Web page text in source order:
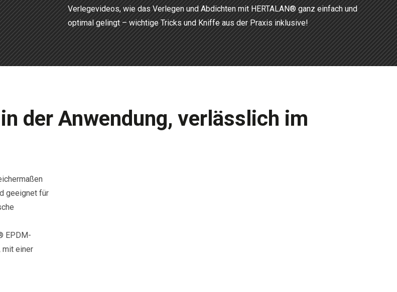
Verlegevideos, wie das Verlegen und Abdichten mit HERTALAN® ganz einfach und
optimal gelingt – wichtige Tricks und Kniffe aus der Praxis inklusive!
der Anwendung, verlässlich im
geeignet für
EPDM-
mit einer